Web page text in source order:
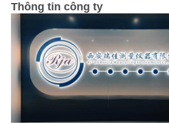
Thông tin công ty